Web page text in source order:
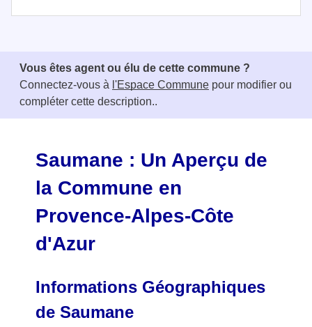
Vous êtes agent ou élu de cette commune ?
Connectez-vous à l'Espace Commune pour modifier ou
compléter cette description..
Saumane : Un Aperçu de
la Commune en
Provence-Alpes-Côte
d'Azur
Informations Géographiques
de Saumane